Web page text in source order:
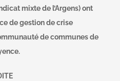
mixte de l’Argens) ont
de gestion de crise
de communes de